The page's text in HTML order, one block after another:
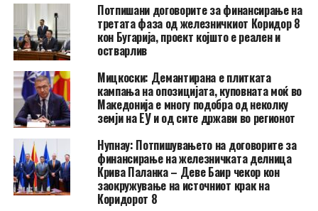
Потпишани договорите за финансирање на
третата фаза од железничкиот Коридор 8
кон Бугарија, проект којшто е реален и
остварлив
Мицкоски: Демантирана е плитката
кампања на опозицијата, куповната моќ во
Македонија е многу подобра од неколку
земји на ЕУ и од сите држави во регионот
Нупнау: Потпишувањето на договорите за
финансирање на железничката делница
Крива Паланка – Деве Баир чекор кон
заокружување на источниот крак на
Коридорот 8